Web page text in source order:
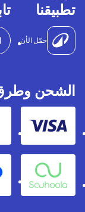
تطبيقنا
حمّل الأن
الشحن
Visa
Souhoola